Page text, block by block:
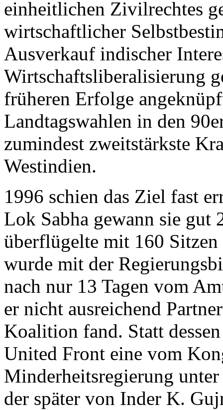
einheitlichen Zivilrechtes
wirtschaftlicher
Ausverkauf indischer
Wirtschaftsliberalisierung
früheren Erfolge
Landtagswahlen in den
zumindest zweitstärkste
Westindien.
1996 schien das Ziel fast
Lok Sabha gewann sie gut
überflügelte mit 160 Sitzen
wurde mit der
nach nur 13 Tagen vom
er nicht ausreichend
Koalition fand. Statt
United Front eine vom
Minderheitsregierung
der später von Inder K.